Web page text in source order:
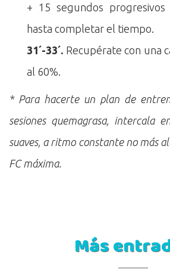
+ 15 segundos
hasta completar el tiempo.
31´-33´. Recupérate con una
al 60%.
* Para hacerte un plan de
sesiones quemagrasa, intercala
suaves, a ritmo constante no más
FC máxima.
Más